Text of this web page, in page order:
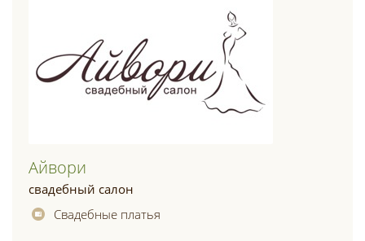
Айвори
свадебный салон
Свадебные платья